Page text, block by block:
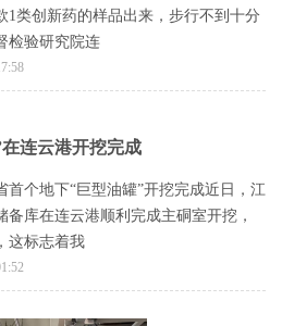
1类创新药的样品出来，步行不到十分
检验研究院连
连云港开挖完成
首个地下“巨型油罐”开挖完成近日，江
库在连云港顺利完成主硐室开挖，
这标志着我